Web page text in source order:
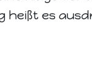
heißt es